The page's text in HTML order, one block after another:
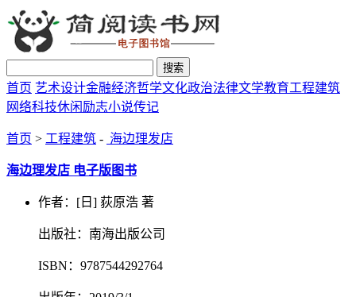
搜索
首页 艺术设计金融经济哲学文化政治法律文学教育工程建筑
网络科技休闲励志小说传记
首页 > 工程建筑 - 海边理发店
海边理发店 电子版图书
作者：[日] 荻原浩 著
出版社：南海出版公司
ISBN：9787544292764